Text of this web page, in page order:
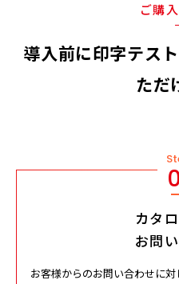
ご購
導入前に印字テス
ただ
カタ
お問
お客様からのお問い合わせに